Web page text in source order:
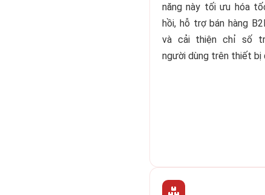
năng này tối ưu hóa
hồi, hỗ trợ bán hàng
và cải thiện chỉ số
người dùng trên thiết bị